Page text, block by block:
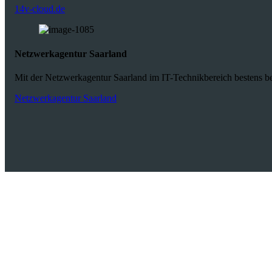
14v-cloud.de
Netzwerkagentur Saarland
Mit der Netzwerkagentur Saarland im IT-Technikbereich bestens
Netzwerkagentur Saarland